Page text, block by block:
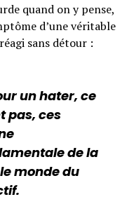
quand on y pense,
d’une véritable
sans détour :
un hater, ce
pas, ces
de la
monde du